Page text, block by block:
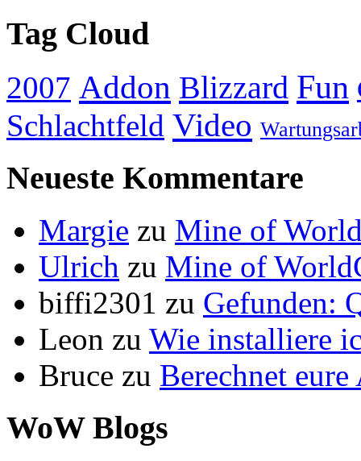
Tag Cloud
2007 Addon Blizzard Fun
Schlachtfeld Video
Neueste Kommentare
Margie zu Mine of
Ulrich zu Mine of
biffi2301 zu Gefunden:
Leon zu Wie installiere
Bruce zu Berechnet
WoW Blogs